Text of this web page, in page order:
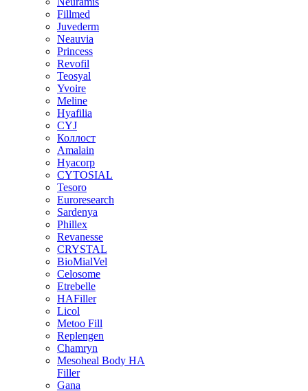
Fillmed
Juvederm
Neauvia
Princess
Revofil
Teosyal
Yvoire
Meline
Hyafilia
CYJ
Коллост
Amalain
Hyacorp
CYTOSIAL
Tesoro
Euroresearch
Sardenya
Phillex
Revanesse
CRYSTAL
BioMialVel
Celosome
Etrebelle
HAFiller
Licol
Metoo Fill
Replengen
Chamryn
Mesoheal Body HA
Filler
Gana